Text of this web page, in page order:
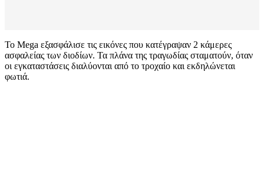
Το Mega εξασφάλισε τις εικόνες που κατέγραψαν 2 κάμερες
ασφαλείας των διοδίων. Τα πλάνα της τραγωδίας σταματούν, όταν
οι εγκαταστάσεις διαλύονται από το τροχαίο και εκδηλώνεται
φωτιά.